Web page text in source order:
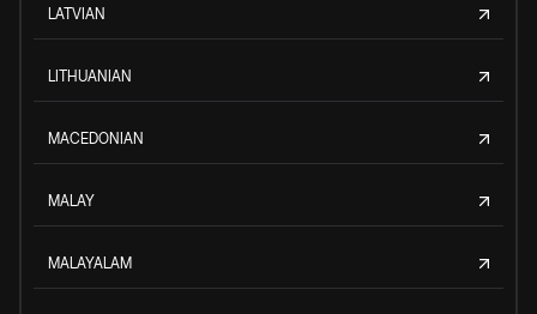
LATVIAN
LITHUANIAN
MACEDONIAN
MALAY
MALAYALAM